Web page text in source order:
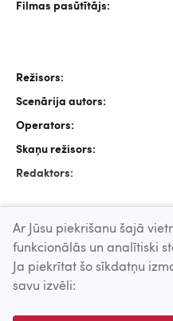
Filmas pasūtītājs:
Režisors:
Scenārija autors:
Operators:
Skaņu režisors:
Redaktors:
© 2026 Nacionālais Kino
Ar Jūsu piekrišanu šajā
funkcionālās un analītiski
Ja piekrītat šo sīkdatņu
savu izvēli: